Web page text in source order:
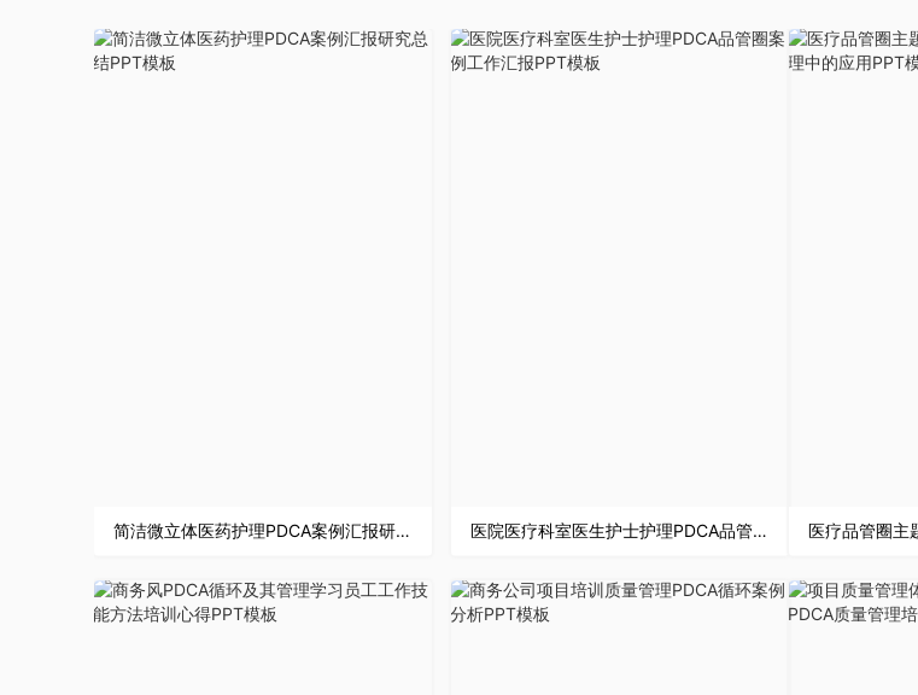
简洁微立体医药护理PDCA案例汇报研究总结PPT模板 医院医疗科室医生护士护理PDCA品管圈案例工作汇报PPT模板